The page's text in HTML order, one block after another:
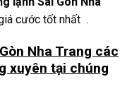
cước tốt nhất .
Nha Trang các
xuyên tại chúng